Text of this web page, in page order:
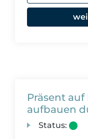
Präsent
aufbauen
Status: